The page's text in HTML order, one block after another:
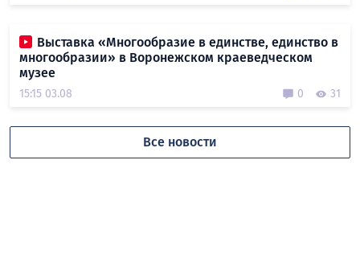
Выставка «Многообразие в единстве, единство в
многообразии» в Воронежском краеведческом
музее
15:15 03.08 0 31
Все новости